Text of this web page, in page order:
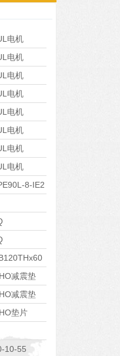
电机
电机
电机
电机
电机
电机
电机
电机
8-IE2
减震垫
减震垫
垫片
10-55